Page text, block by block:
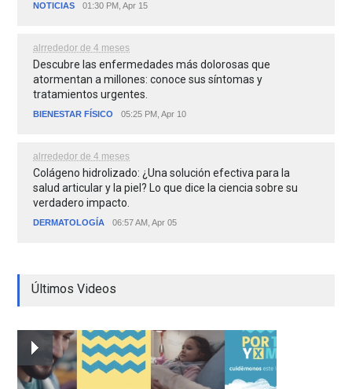
NOTICIAS 01:30 PM, Apr 15
alrrededor de 4 meses
Descubre las enfermedades más dolorosas que
atormentan a millones: conoce sus síntomas y
tratamientos urgentes.
BIENESTAR FÍSICO 05:25 PM, Apr 10
alrrededor de 4 meses
Colágeno hidrolizado: ¿Una solución efectiva para la
salud articular y la piel? Lo que dice la ciencia sobre su
verdadero impacto.
DERMATOLOGÍA 06:57 AM, Apr 05
Últimos Videos